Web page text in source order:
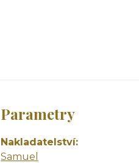
Parametry
Nakladatelství
Samuel